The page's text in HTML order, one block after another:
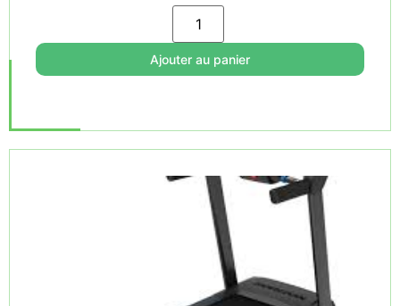
Ajouter au panier